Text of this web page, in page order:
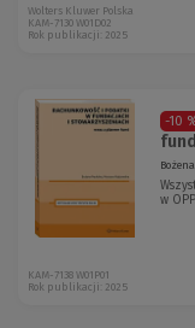
Wolters Kluwer Polska
KAM-7130 W01D02
Rok publikacji: 2025
-10
w
KAM-7138 W01P01
Rok publikacji: 2025